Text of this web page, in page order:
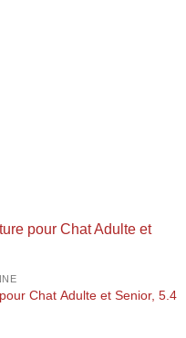
Chat Adulte et Senior, 5.4